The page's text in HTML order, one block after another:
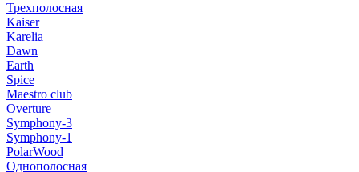
Трехполосная
Kaiser
Karelia
Dawn
Earth
Spice
Maestro club
Overture
Symphony-3
Symphony-1
PolarWood
Однополосная